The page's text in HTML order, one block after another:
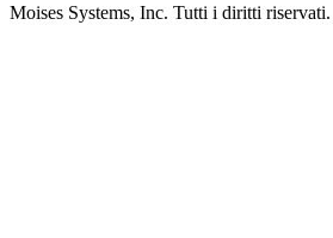
Moises Systems, Inc. Tutti i diritti riservati.